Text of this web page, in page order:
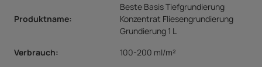
Produktname:
Beste Basis Tiefgrundierung
Konzentrat Fliesengrundierung
Grundierung 1 L
Verbrauch:
100-200 ml/m²